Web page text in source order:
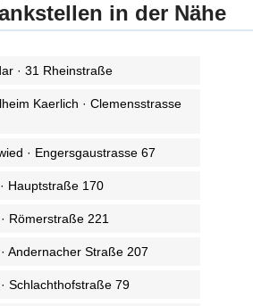
in der Nähe
· 31 Rheinstraße
Kaerlich · Clemensstrasse
· Engersgaustrasse 67
Hauptstraße 170
Römerstraße 221
Andernacher Straße 207
Schlachthofstraße 79